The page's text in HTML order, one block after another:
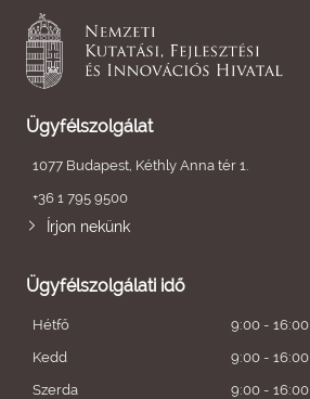
Ügyfélszolgálat
1077 Budapest, Kéthly Anna tér 1.
+36 1 795 9500
Írjon nekünk
Ügyfélszolgálati idő
Hétfő
9:00 - 16:00
Kedd
9:00 - 16:00
Szerda
9:00 - 16:00